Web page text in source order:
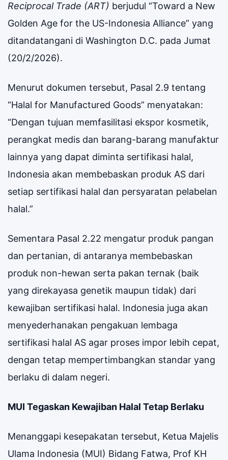
Reciprocal Trade (ART) berjudul “Toward a New
Golden Age for the US-Indonesia Alliance” yang
ditandatangani di Washington D.C. pada Jumat
(20/2/2026).
Menurut dokumen tersebut, Pasal 2.9 tentang
“Halal for Manufactured Goods” menyatakan:
“Dengan tujuan memfasilitasi ekspor kosmetik,
perangkat medis dan barang-barang manufaktur
lainnya yang dapat diminta sertifikasi halal,
Indonesia akan membebaskan produk AS dari
setiap sertifikasi halal dan persyaratan pelabelan
halal.”
Sementara Pasal 2.22 mengatur produk pangan
dan pertanian, di antaranya membebaskan
produk non-hewan serta pakan ternak (baik
yang direkayasa genetik maupun tidak) dari
kewajiban sertifikasi halal. Indonesia juga akan
menyederhanakan pengakuan lembaga
sertifikasi halal AS agar proses impor lebih cepat,
dengan tetap mempertimbangkan standar yang
berlaku di dalam negeri.
MUI Tegaskan Kewajiban Halal Tetap Berlaku
Menanggapi kesepakatan tersebut, Ketua Majelis
Ulama Indonesia (MUI) Bidang Fatwa, Prof KH